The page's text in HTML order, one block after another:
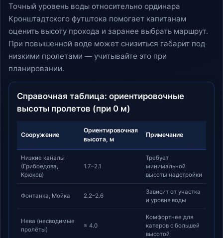
Точный уровень воды относительно ординара
Кронштадтского футштока помогает капитанам
оценить высоту прохода и заранее выбрать маршрут.
При повышенной воде может снизиться габарит под
низкими пролетами — учитывайте это при
планировании.
Справочная таблица: ориентировочные
высоты пролетов (при 0 м)
Сооружение
Ориентировочная
высота, м
Примечание
Низкие каналы
(Грибоедова,
Крюков)
1.7–2.1
Требует
минимальной
высоты надстройки
Фонтанка, Мойка 2.2–2.6
Зависит от участка
и уровня воды
Нева (несводимые
пролёты)
≥ 4.0
Комфортнее для
катеров с большей
высотой